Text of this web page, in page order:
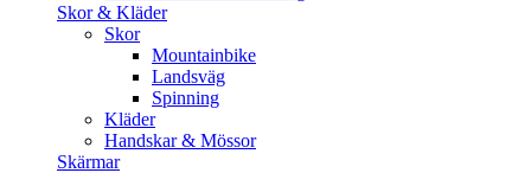
Skor & Kläder
Skor
Mountainbike
Landsväg
Spinning
Kläder
Handskar & Mössor
Skärmar